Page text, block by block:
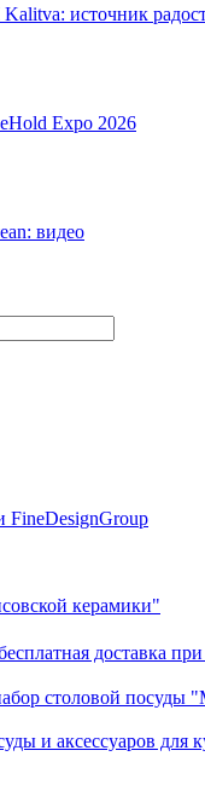
источник
Expo 2026
видео
FineDesignGroup
керамики"
доставка при
столовой посуды
и аксессуаров